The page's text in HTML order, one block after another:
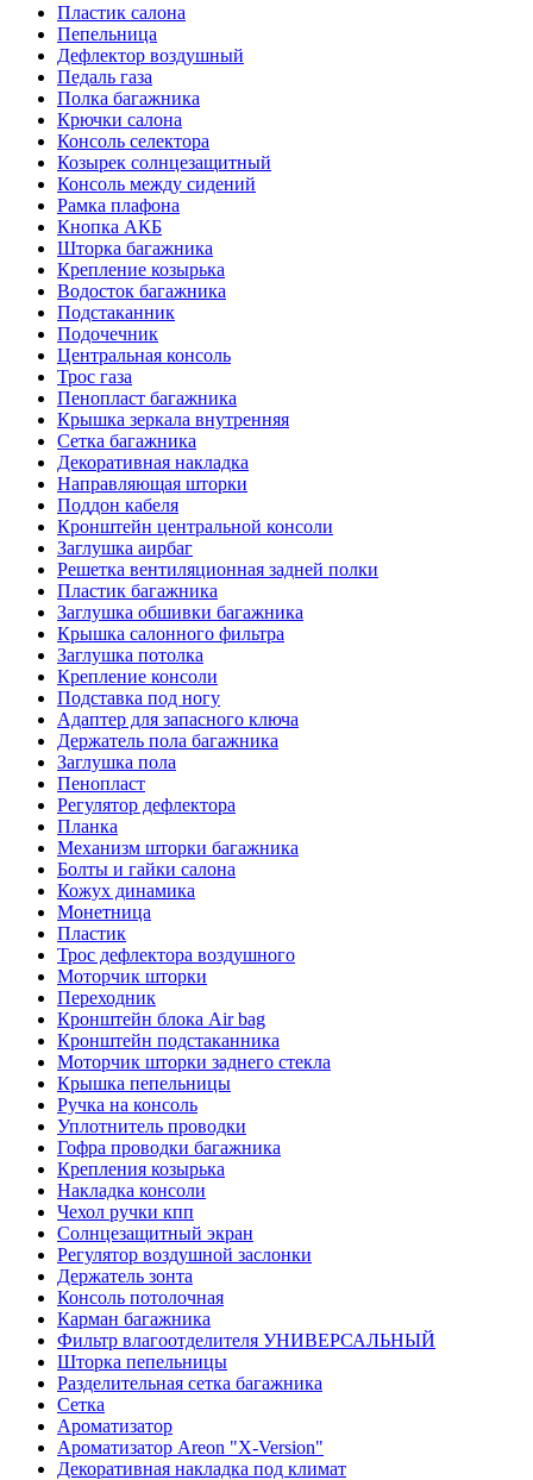
Пластик салона
Пепельница
Дефлектор воздушный
Педаль газа
Полка багажника
Крючки салона
Консоль селектора
Козырек солнцезащитный
Консоль между сидений
Рамка плафона
Кнопка АКБ
Шторка багажника
Крепление козырька
Водосток багажника
Подстаканник
Подочечник
Центральная консоль
Трос газа
Пенопласт багажника
Крышка зеркала внутренняя
Сетка багажника
Декоративная накладка
Направляющая шторки
Поддон кабеля
Кронштейн центральной консоли
Заглушка аирбаг
Решетка вентиляционная задней полки
Пластик багажника
Заглушка обшивки багажника
Крышка салонного фильтра
Заглушка потолка
Крепление консоли
Подставка под ногу
Адаптер для запасного ключа
Держатель пола багажника
Заглушка пола
Пенопласт
Регулятор дефлектора
Планка
Механизм шторки багажника
Болты и гайки салона
Кожух динамика
Монетница
Пластик
Трос дефлектора воздушного
Моторчик шторки
Переходник
Кронштейн блока Air bag
Кронштейн подстаканника
Моторчик шторки заднего стекла
Крышка пепельницы
Ручка на консоль
Уплотнитель проводки
Гофра проводки багажника
Крепления козырька
Накладка консоли
Чехол ручки кпп
Солнцезащитный экран
Регулятор воздушной заслонки
Держатель зонта
Консоль потолочная
Карман багажника
Фильтр влагоотделителя УНИВЕРСАЛЬНЫЙ
Шторка пепельницы
Разделительная сетка багажника
Сетка
Ароматизатор
Ароматизатор Areon "X-Version"
Декоративная накладка под климат